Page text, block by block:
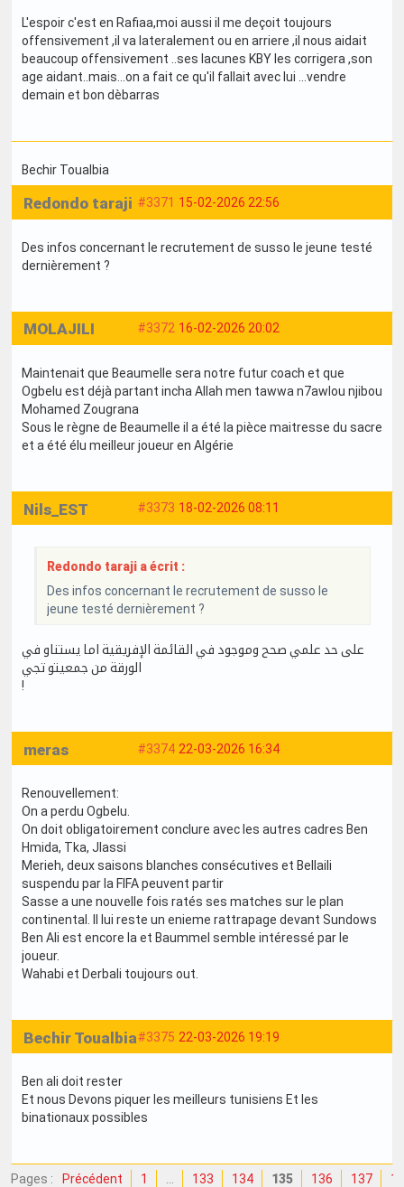
L'espoir c'est en Rafiaa,moi aussi il me deçoit toujours
offensivement ,il va lateralement ou en arriere ,il nous aidait
beaucoup offensivement ..ses lacunes KBY les corrigera ,son
age aidant..mais...on a fait ce qu'il fallait avec lui ...vendre
demain et bon dèbarras
Bechir Toualbia
#3371 15-02-2026 22:56
Redondo taraji
Des infos concernant le recrutement de susso le jeune testé
dernièrement ?
#3372 16-02-2026 20:02
MOLAJILI
Maintenait que Beaumelle sera notre futur coach et que
Ogbelu est déjà partant incha Allah men tawwa n7awlou njibou
Mohamed Zougrana
Sous le règne de Beaumelle il a été la pièce maitresse du sacre
et a été élu meilleur joueur en Algérie
#3373 18-02-2026 08:11
Nils_EST
Redondo taraji a écrit :
Des infos concernant le recrutement de susso le
jeune testé dernièrement ?
على حد علمي صحح وموجود في القائمة الإفريقية اما يستناو في
الورقة من جمعيتو تجي
!
#3374 22-03-2026 16:34
meras
Renouvellement:
On a perdu Ogbelu.
On doit obligatoirement conclure avec les autres cadres Ben
Hmida, Tka, Jlassi
Merieh, deux saisons blanches consécutives et Bellaili
suspendu par la FIFA peuvent partir
Sasse a une nouvelle fois ratés ses matches sur le plan
continental. Il lui reste un enieme rattrapage devant Sundows
Ben Ali est encore la et Baummel semble intéressé par le
joueur.
Wahabi et Derbali toujours out.
#3375 22-03-2026 19:19
Bechir Toualbia
Ben ali doit rester
Et nous Devons piquer les meilleurs tunisiens Et les
binationaux possibles
Pages : Précédent 1 … 133 134 135 136 137